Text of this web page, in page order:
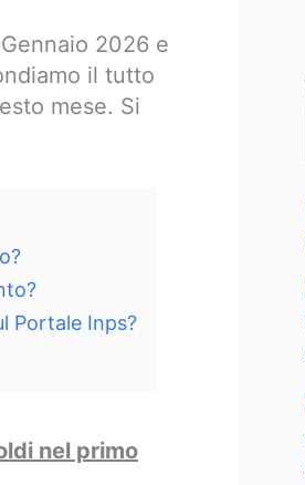
2026 e
il tutto
mese. Si
Portale Inps?
nel primo